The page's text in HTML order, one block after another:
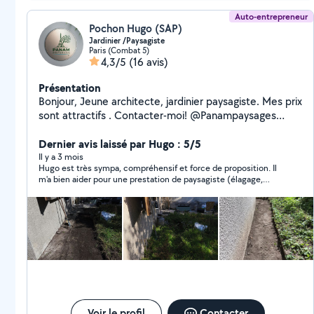
Auto-entrepreneur
Pochon Hugo (SAP)
Jardinier /Paysagiste
Paris (Combat 5)
4,3/5 (16 avis)
Présentation
Bonjour, Jeune architecte, jardinier paysagiste. Mes prix
sont attractifs . Contacter-moi! @Panampaysages
Dernier avis laissé par Hugo : 5/5
Il y a 3 mois
Hugo est très sympa, compréhensif et force de proposition. Il
m'a bien aider pour une prestation de paysagiste (élagage,